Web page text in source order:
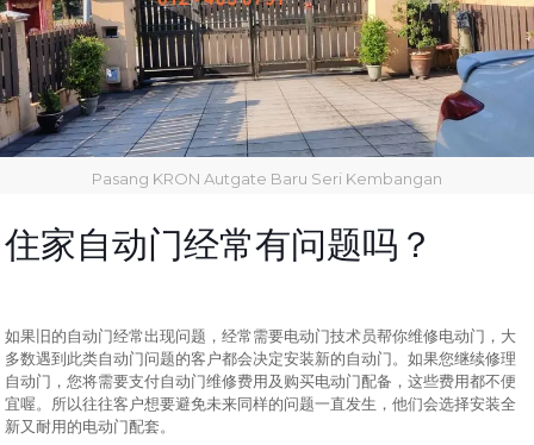
Pasang KRON Autgate Baru Seri Kembangan
住家自动门经常有问题吗？
如果旧的自动门经常出现问题，经常需要电动门技术员帮你维修电动门，大
多数遇到此类自动门问题的客户都会决定安装新的自动门。如果您继续修理
自动门，您将需要支付自动门维修费用及购买电动门配备，这些费用都不便
宜喔。所以往往客户想要避免未来同样的问题一直发生，他们会选择安装全
新又耐用的电动门配套。